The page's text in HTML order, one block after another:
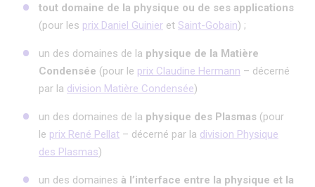
tout domaine de la physique ou de ses applications
(pour les prix Daniel Guinier et Saint-Gobain) ;
un des domaines de la physique de la Matière
Condensée (pour le prix Claudine Hermann – décerné
par la division Matière Condensée)
un des domaines de la physique des Plasmas (pour
le prix René Pellat – décerné par la division Physique
des Plasmas)
un des domaines à l’interface entre la physique et la